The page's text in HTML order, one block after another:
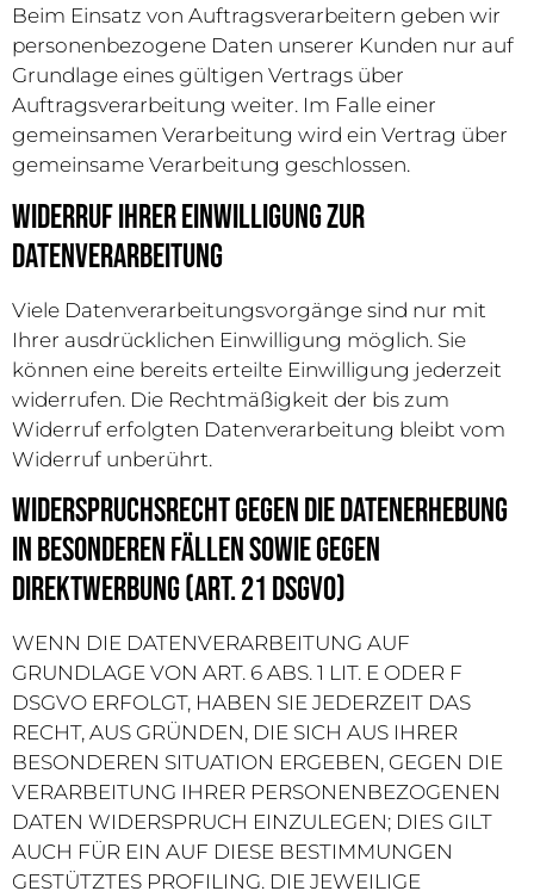
Beim Einsatz von Auftragsverarbeitern geben wir
personenbezogene Daten unserer Kunden nur auf
Grundlage eines gültigen Vertrags über
Auftragsverarbeitung weiter. Im Falle einer
gemeinsamen Verarbeitung wird ein Vertrag über
gemeinsame Verarbeitung geschlossen.
Widerruf Ihrer Einwilligung zur
Datenverarbeitung
Viele Datenverarbeitungsvorgänge sind nur mit
Ihrer ausdrücklichen Einwilligung möglich. Sie
können eine bereits erteilte Einwilligung jederzeit
widerrufen. Die Rechtmäßigkeit der bis zum
Widerruf erfolgten Datenverarbeitung bleibt vom
Widerruf unberührt.
Widerspruchsrecht gegen die Datenerhebung
in besonderen Fällen sowie gegen
Direktwerbung (Art. 21 DSGVO)
WENN DIE DATENVERARBEITUNG AUF
GRUNDLAGE VON ART. 6 ABS. 1 LIT. E ODER F
DSGVO ERFOLGT, HABEN SIE JEDERZEIT DAS
RECHT, AUS GRÜNDEN, DIE SICH AUS IHRER
BESONDEREN SITUATION ERGEBEN, GEGEN DIE
VERARBEITUNG IHRER PERSONENBEZOGENEN
DATEN WIDERSPRUCH EINZULEGEN; DIES GILT
AUCH FÜR EIN AUF DIESE BESTIMMUNGEN
GESTÜTZTES PROFILING. DIE JEWEILIGE